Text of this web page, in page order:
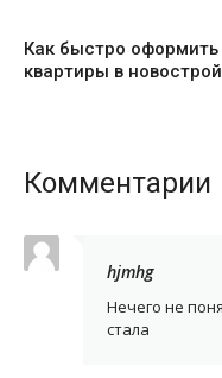
Как быстро
квартиры в
Комментарии
hjmhg
Нечего не
стала